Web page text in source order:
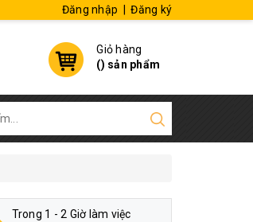
Đăng nhập Đăng ký
Giỏ hàng
() sản phẩm
Trong 1 - 2 Giờ làm việc